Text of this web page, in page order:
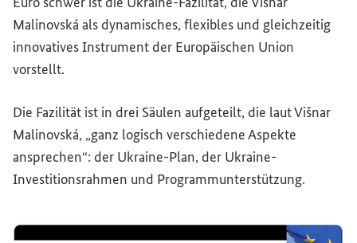
Malinovská als dynamisches, flexibles und gleichzeitig
innovatives Instrument der Europäischen Union
vorstellt.
Die Fazilität ist in drei Säulen aufgeteilt, die laut Višnar
Malinovská, „ganz logisch verschiedene Aspekte
ansprechen“: der Ukraine-Plan, der Ukraine-
Investitionsrahmen und Programmunterstützung.